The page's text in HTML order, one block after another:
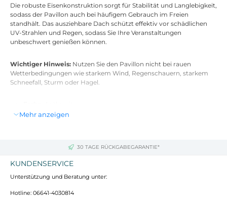
Die robuste Eisenkonstruktion sorgt für Stabilität und Langlebigkeit,
sodass der Pavillon auch bei häufigem Gebrauch im Freien
standhält. Das ausziehbare Dach schützt effektiv vor schädlichen
UV-Strahlen und Regen, sodass Sie Ihre Veranstaltungen
unbeschwert genießen können.
Wichtiger Hinweis: Nutzen Sie den Pavillon nicht bei rauen
Wetterbedingungen wie starkem Wind, Regenschauern, starkem
Schneefall, Sturm oder Hagel.
Material:Stoff (100% Polyester mit PA-Beschichtung), Eisen
Zusammenbau:Erforderlich
Mehr anzeigen
30 TAGE RÜCKGABEGARANTIE*
KUNDENSERVICE
Unterstützung und Beratung unter:
Hotline: 06641-4030814